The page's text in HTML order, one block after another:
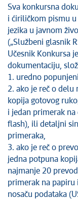
Sva konkursna
i ćiriličkom pismu u
jezika u javnom
(„Službeni glasnik
Učesnik Konkursa
dokumentaciju,
1. uredno
2. ako je reč o delu
kopija gotovog
i jedan primerak na
flash), ili detaljni
primeraka,
3. ako je reč o
jedna potpuna
najmanje 20
primerak na papiru
nosaču podataka